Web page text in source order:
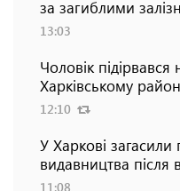
за загиблими
13:03
Чоловік підірвався
Харківському
12:10
У Харкові
видавництва після
11:08